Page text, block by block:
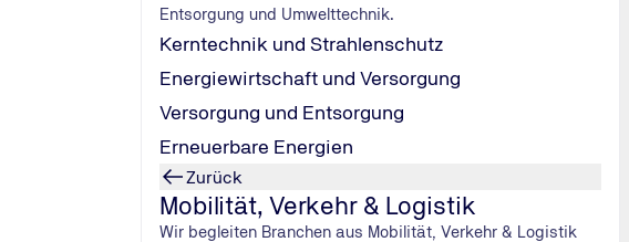
Entsorgung und Umwelttechnik.
Kerntechnik und Strahlenschutz
Energiewirtschaft und Versorgung
Versorgung und Entsorgung
Erneuerbare Energien
Zurück
Mobilität, Verkehr & Logistik
Wir begleiten Branchen aus Mobilität, Verkehr & Logistik
Hauptuntersuchung. Nach erfolgreicher Prüfung erhalten sie
Die Plakette zeigt den Prüfungsmonat und das Fälligkeitsjahr der